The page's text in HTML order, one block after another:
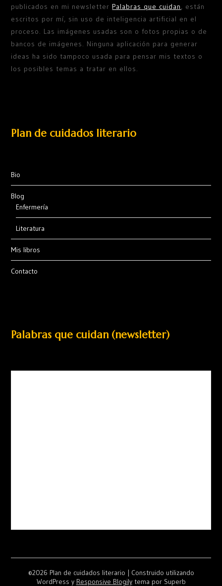
publicados en mi newsletterPalabras que cuidan, están
escritos por mí, sin uso de inteligencia artificial en el
proceso. Las imágenes usadas son o fotos propias o de
bancos de imágenes. Ninguna aplicación para generar
ideas ha sido tampoco usada para pensar mis textos o
los posibles temas a tratar en ellos.
Plan de cuidados literario
Bio
Blog
Enfermería
Literatura
Mis libros
Contacto
Palabras que cuidan (newsletter)
©2026 Plan de cuidados literario
| Construido utilizando
WordPress y Responsive Blogilytema por Superb